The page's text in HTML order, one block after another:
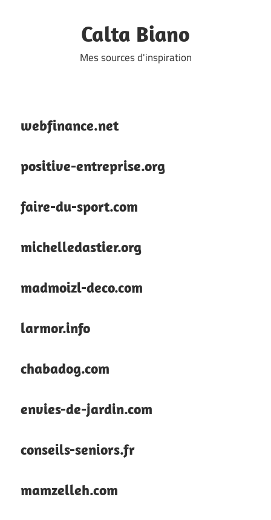
Calta Biano
Mes sources d'inspiration
webfinance.net
positive-entreprise.org
faire-du-sport.com
michelledastier.org
madmoizl-deco.com
larmor.info
chabadog.com
envies-de-jardin.com
conseils-seniors.fr
mamzelleh.com